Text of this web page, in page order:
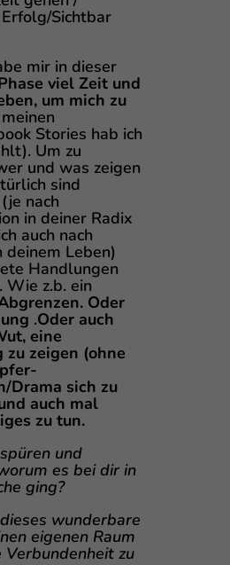
Sichtbar
mir in dieser
viel Zeit und
um mich zu
Stories hab ich
Um zu
und was zeigen
sind
nach
in deiner Radix
auch nach
deinem Leben)
Handlungen
Wie z.b. ein
Oder
.Oder auch
eine
zu zeigen (ohne
Drama sich zu
auch mal
zu tun.
und
es bei dir in
ging?
wunderbare
eigenen Raum
Verbundenheit zu